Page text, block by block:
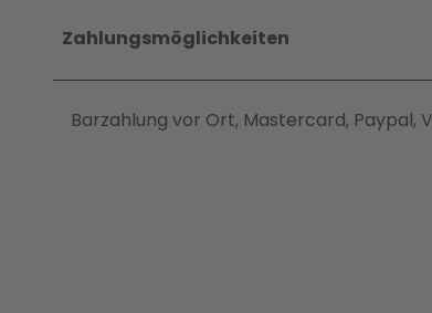
Zahlungsmöglichkeiten
Barzahlung vor Ort, Mastercard, Paypal,